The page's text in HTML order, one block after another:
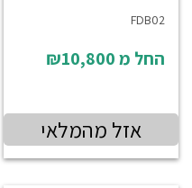
FDB02
החל מ
אזל מהמלאי